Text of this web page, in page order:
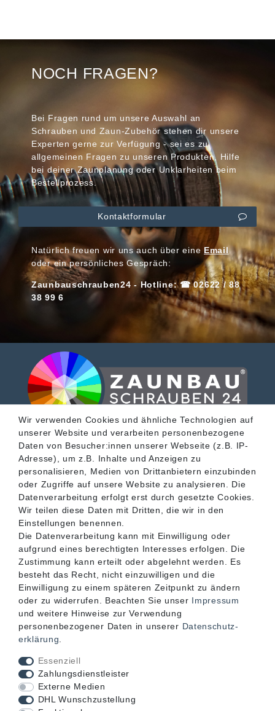
NOCH FRAGEN?
Bei Fragen rund um unsere Auswahl an
Schrauben und Zaun-Zubehör stehen dir unsere
Experten gerne zur Verfügung - sei es zu
allgemeinen Fragen zu unseren Produkten, Hilfe
bei deiner Zaunplanung oder Unklarheiten beim
Bestellprozess.
Kontaktformular
Natürlich freuen wir uns auch über eineEmail
oder ein persönliches Gespräch:
Zaunbauschrauben24 - Hotline: ☎ 02622 / 88
38 99 6
SERVICE
INFORMATIONEN
KONTAKT
Wir verwenden Cookies und ähnliche Technologien auf
unserer Website und verarbeiten personenbezogene
Daten von Besucher:innen unserer Webseite (z.B. IP-
Adresse), um z.B. Inhalte und Anzeigen zu
personalisieren, Medien von Drittanbietern einzubinden
oder Zugriffe auf unsere Website zu analysieren. Die
Datenverarbeitung erfolgt erst durch gesetzte Cookies.
Wir teilen diese Daten mit Dritten, die wir in den
Einstellungen benennen.
Die Datenverarbeitung kann mit Einwilligung oder
aufgrund eines berechtigten Interesses erfolgen. Die
Zustimmung kann erteilt oder abgelehnt werden. Es
besteht das Recht, nicht einzuwilligen und die
Einwilligung zu einem späteren Zeitpunkt zu ändern
oder zu widerrufen. Beachten Sie unser Impressum
und weitere Hinweise zur Verwendung
personenbezogener Daten in unserer Daten­schutz­
erklärung
Essenziell
Zahlungsdienstleister
Externe Medien
DHL Wunschzustellung